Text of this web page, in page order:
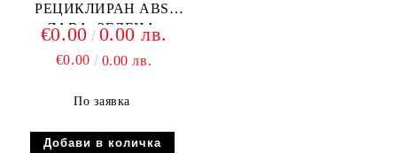
РЕЦИКЛИРАН ABS
ZARA, ЗЕЛЕНА
€0.00 0.00 лв.
€0.00 0.00 лв.
По заявка